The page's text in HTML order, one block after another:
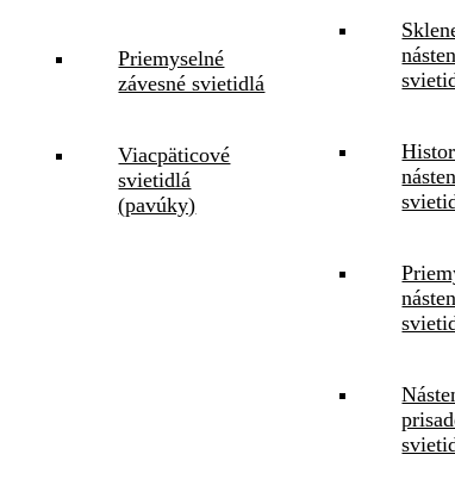
Priemyselné
závesné svietidlá
Viacpäticové
svietidlá
(pavúky)